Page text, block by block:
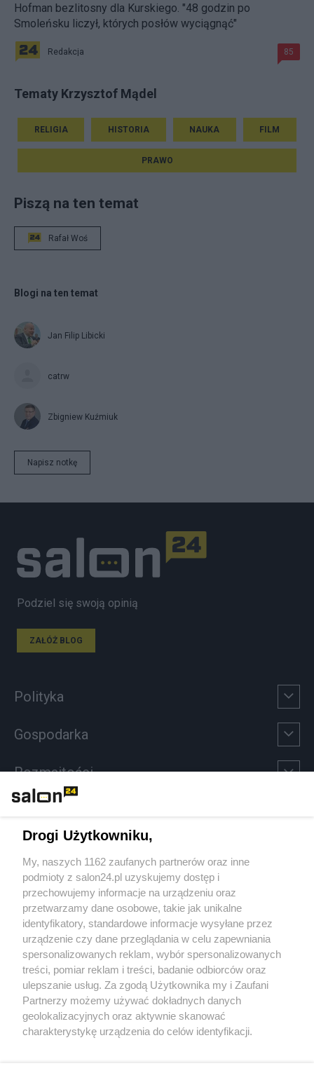
Hofman bezlitosny dla Kurskiego. "48 godzin po
Smoleńsku liczył, których posłów wyciągnąć"
Redakcja 85
Tematy Krzysztof Mądel
RELIGIA HISTORIA NAUKA FILM
PRAWO
Piszą na ten temat
Rafał Woś
Blogi na ten temat
Jan Filip Libicki
catrw
Zbigniew Kuźmiuk
Napisz notkę
Podziel się swoją opinią
ZAŁÓŻ BLOG
Polityka
Gospodarka
Rozmaitości
Sport
Społeczeństwo
Kultura
X Facebook Instagram Youtube
Drogi Użytkowniku,
My, naszych 1162 zaufanych partnerów oraz inne
podmioty z salon24.pl uzyskujemy dostęp i
przechowujemy informacje na urządzeniu oraz
przetwarzamy dane osobowe, takie jak unikalne
identyfikatory, standardowe informacje wysyłane przez
urządzenie czy dane przeglądania w celu zapewniania
spersonalizowanych reklam, wybór spersonalizowanych
treści, pomiar reklam i treści, badanie odbiorców oraz
ulepszanie usług. Za zgodą Użytkownika my i Zaufani
Partnerzy możemy używać dokładnych danych
geolokalizacyjnych oraz aktywnie skanować
charakterystykę urządzenia do celów identyfikacji.